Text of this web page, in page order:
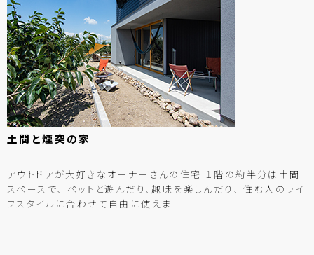
土間と煙突の家
アウトドアが大好きなオーナーさんの住宅 １階の約半分は土間
スペースで、 ペットと遊んだり、趣味を楽しんだり、 住む人のライ
フスタイルに合わせて自由に使えま